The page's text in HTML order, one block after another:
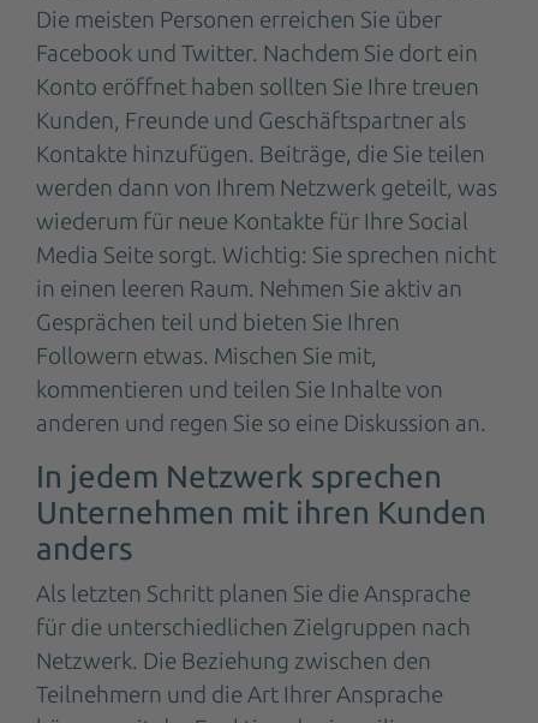
Die meisten Personen erreichen Sie über
Facebook und Twitter. Nachdem Sie dort ein
Konto eröffnet haben sollten Sie Ihre treuen
Kunden, Freunde und Geschäftspartner als
Kontakte hinzufügen. Beiträge, die Sie teilen
werden dann von Ihrem Netzwerk geteilt, was
wiederum für neue Kontakte für Ihre Social
Media Seite sorgt. Wichtig: Sie sprechen nicht
in einen leeren Raum. Nehmen Sie aktiv an
Gesprächen teil und bieten Sie Ihren
Followern etwas. Mischen Sie mit,
kommentieren und teilen Sie Inhalte von
anderen und regen Sie so eine Diskussion an.
In jedem Netzwerk sprechen
Unternehmen mit ihren Kunden
anders
Als letzten Schritt planen Sie die Ansprache
für die unterschiedlichen Zielgruppen nach
Netzwerk. Die Beziehung zwischen den
Teilnehmern und die Art Ihrer Ansprache